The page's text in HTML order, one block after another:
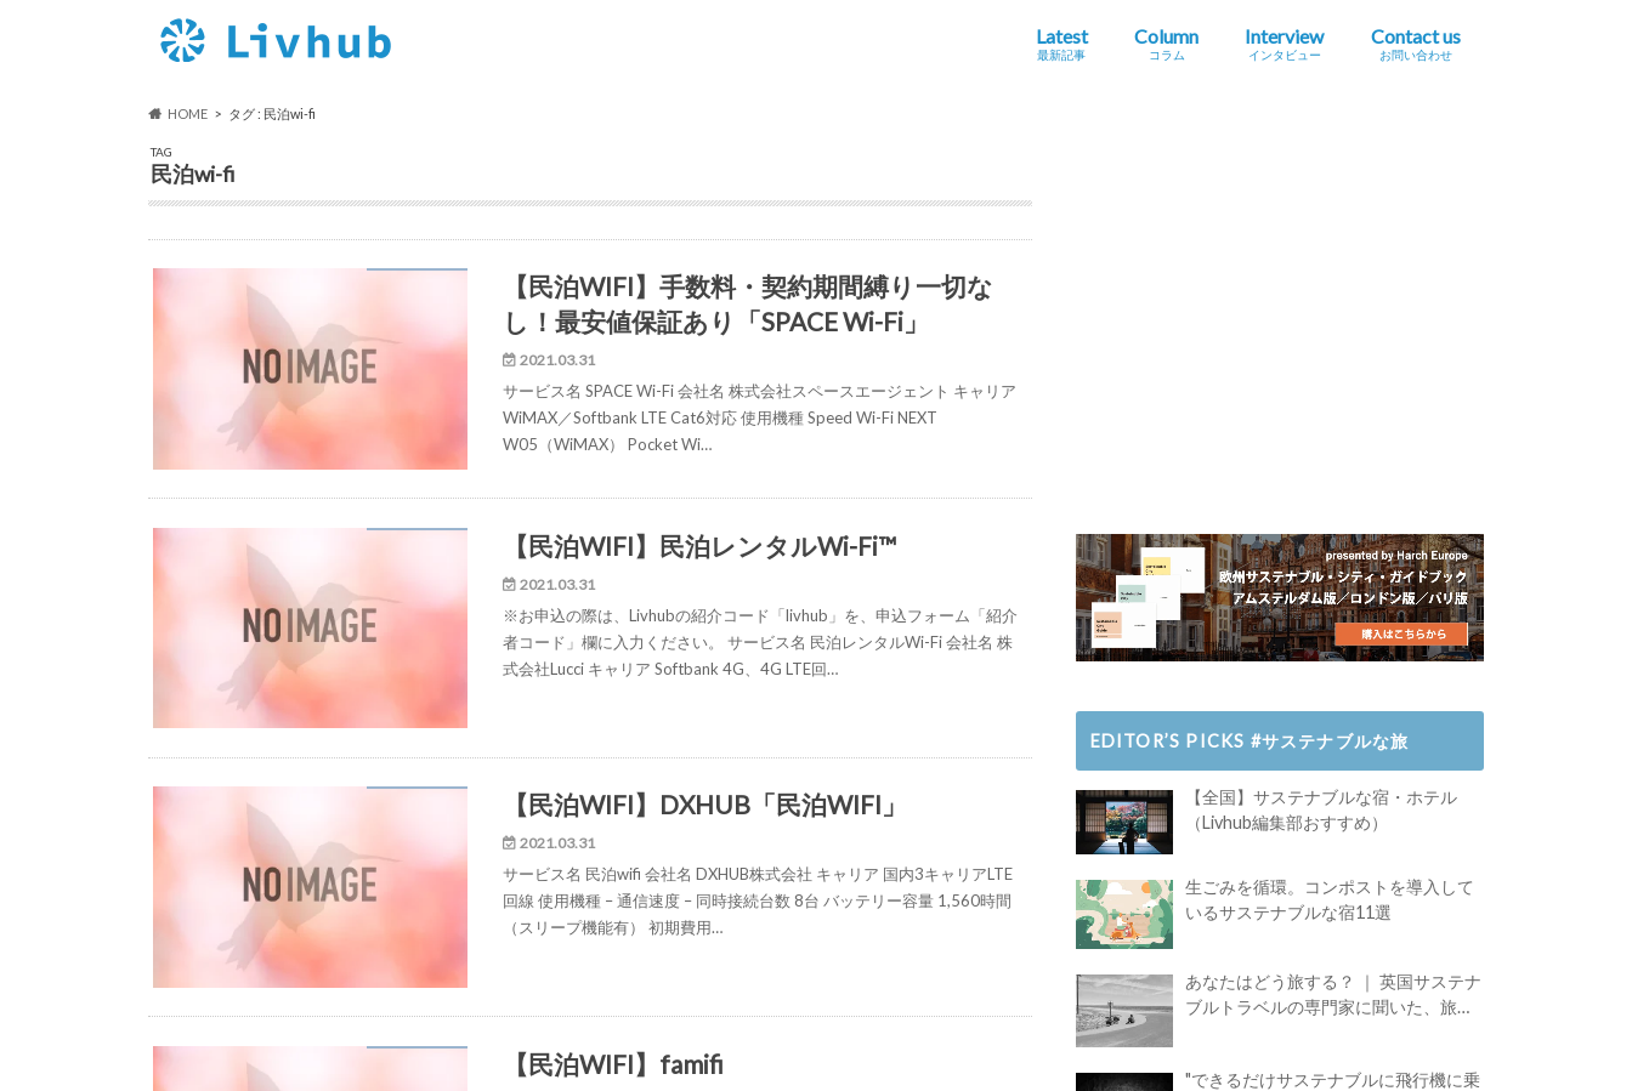
Latest
最新記事
Column
コラム
Interview
インタビュー
Contact us
お問い合わせ
HOME タグ : 民泊wi-fi
TAG
民泊wi-fi
【民泊WIFI】手数料・契約期間縛り一切な
し！最安値保証あり「SPACE Wi-Fi」
2021.03.31
サービス名 SPACE Wi-Fi 会社名 株式会社スペースエージェント キャリア
WiMAX／Softbank LTE Cat6対応 使用機種 Speed Wi-Fi NEXT
W05（WiMAX） Pocket Wi…
【民泊WIFI】民泊レンタルWi-Fi™
2021.03.31
※お申込の際は、Livhubの紹介コード「livhub」を、申込フォーム「紹介
者コード」欄に入力ください。 サービス名 民泊レンタルWi-Fi 会社名 株
式会社Lucci キャリア Softbank 4G、4G LTE回…
【民泊WIFI】DXHUB「民泊WIFI」
2021.03.31
サービス名 民泊wifi 会社名 DXHUB株式会社 キャリア 国内3キャリアLTE
回線 使用機種 – 通信速度 – 同時接続台数 8台 バッテリー容量 1,560時間
（スリープ機能有） 初期費用…
【民泊WIFI】famifi
EDITOR’S PICKS #サステナブルな旅
【全国】サステナブルな宿・ホテル
（Livhub編集部おすすめ）
生ごみを循環。コンポストを導入して
いるサステナブルな宿11選
あなたはどう旅する？ ｜ 英国サステナ
ブルトラベルの専門家に聞いた、旅の
"できるだけサステナブルに飛行機に乗